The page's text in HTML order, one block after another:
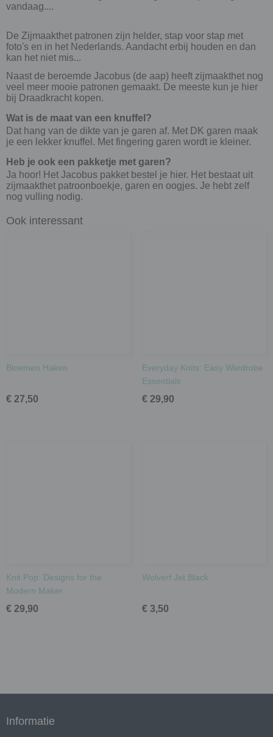
vandaag....
De Zijmaakthet patronen zijn helder, stap voor stap met
foto's en in het Nederlands. Aandacht erbij houden en dan
kan het niet mis...
Naast de beroemde Jacobus (de aap) heeft zijmaakthet nog
veel meer mooie patronen gemaakt. De meeste kun je hier
bij Draadkracht kopen.
Wat is de maat van een knuffel?
Dat hang van de dikte van je garen af. Met DK garen maak
je een lekker knuffel. Met fingering garen wordt ie kleiner.
Heb je ook een pakketje met garen?
Ja hoor! Het Jacobus pakket bestel je hier. Het bestaat uit
zijmaakthet patroonboekje, garen en oogjes. Je hebt zelf
nog vulling nodig.
Ook interessant
Bloemen Haken
€ 27,50
Everyday Knits: Easy Wardrobe
Essentials
€ 29,90
Knit Pop: Designs for the
Modern Maker
€ 29,90
Wolverf Jet Black
€ 3,50
Informatie